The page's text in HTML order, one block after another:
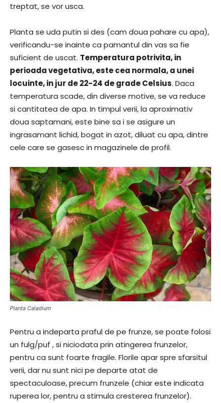
treptat, se vor usca.
Planta se uda putin si des (cam doua pahare cu apa),
verificandu-se inainte ca pamantul din vas sa fie
suficient de uscat. Temperatura potrivita, in
perioada vegetativa, este cea normala, a unei
locuinte, in jur de 22-24 de grade Celsius. Daca
temperatura scade, din diverse motive, se va reduce
si cantitatea de apa. In timpul verii, la aproximativ
doua saptamani, este bine sa i se asigure un
ingrasamant lichid, bogat in azot, diluat cu apa, dintre
cele care se gasesc in magazinele de profil.
Planta Caladium
Pentru a indeparta praful de pe frunze, se poate folosi
un fulg/puf , si niciodata prin atingerea frunzelor,
pentru ca sunt foarte fragile. Florile apar spre sfarsitul
verii, dar nu sunt nici pe departe atat de
spectaculoase, precum frunzele (chiar este indicata
ruperea lor, pentru a stimula cresterea frunzelor).